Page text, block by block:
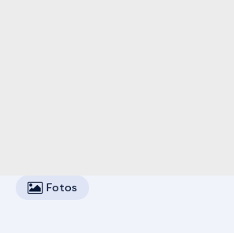
Fotos